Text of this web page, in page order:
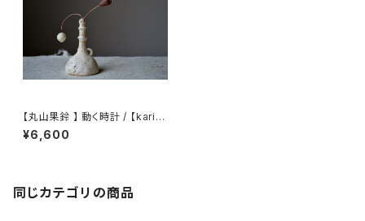
【丸山果鈴 】 動く時計 / 【karin
Maruyama】Moving Clock
¥6,600
同じカテゴリの商品